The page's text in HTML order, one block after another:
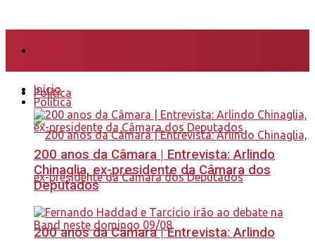
Política
200 anos da Câmara | Entrevista: Arlindo
Início
Política
200 anos da Câmara | Entrevista: Arlindo
Chinaglia, ex-presidente da Câmara dos
Deputados